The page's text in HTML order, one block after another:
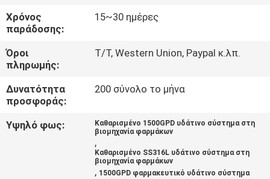
ΕΠΑΦΉ
ΜΕ
ΕΙΔΉΣΕΙΣ
ΖΗΤΉΣΤΕ
ΈΝΑ
ΑΠΌΣΠΑΣΜΑ
Χρόνος
παράδοσης:
15~30 ημέρες
Όροι
πληρωμής:
T/T, Western Union, Paypal κ.λπ.
Δυνατότητα
προσφοράς:
200 σύνολο το μήνα
Υψηλό φως:
Καθαρισμένο 1500GPD υδάτινο σύστημα στη
βιομηχανία φαρμάκων
,
Καθαρισμένο SS316L υδάτινο σύστημα στη
βιομηχανία φαρμάκων
, 1500GPD φαρμακευτικό υδάτινο σύστημα